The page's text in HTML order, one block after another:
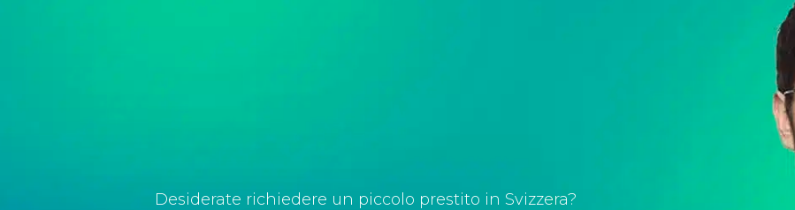
Desiderate richiedere un piccolo prestito in Svizzera?